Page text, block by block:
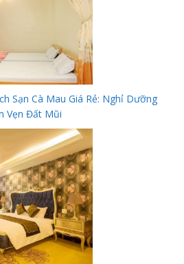
Sạn Cà Mau Giá Rẻ: Nghỉ Dưỡng
Vẹn Đất Mũi